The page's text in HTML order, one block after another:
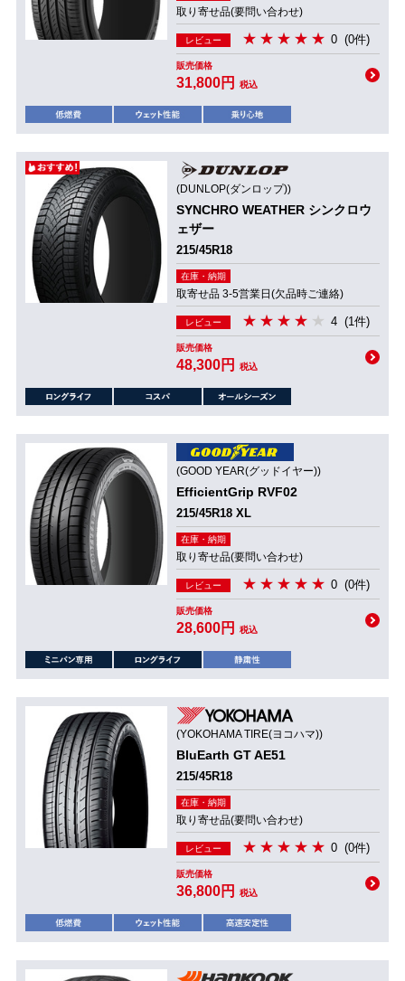
取り寄せ品(要問い合わせ)
レビュー 0 (0件)
販売価格
31,800円 税込
(DUNLOP(ダンロップ))
SYNCHRO WEATHER シンクロウ
ェザー
215/45R18
在庫・納期
取寄せ品 3-5営業日(欠品時ご連絡)
レビュー 4 (1件)
販売価格
48,300円 税込
(GOOD YEAR(グッドイヤー))
EfficientGrip RVF02
215/45R18 XL
在庫・納期
取り寄せ品(要問い合わせ)
レビュー 0 (0件)
販売価格
28,600円 税込
(YOKOHAMA TIRE(ヨコハマ))
BluEarth GT AE51
215/45R18
在庫・納期
取り寄せ品(要問い合わせ)
レビュー 0 (0件)
販売価格
36,800円 税込